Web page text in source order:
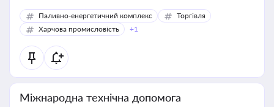
Паливно-енергетичний комплекс
Торгівля
Харчова промисловість
+1
Міжнародна технічна допомога